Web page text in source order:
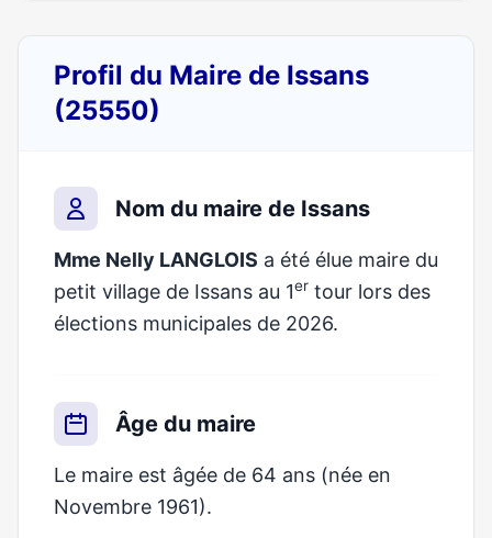
Profil du Maire de Issans
(25550)
Nom du maire de Issans
Mme Nelly LANGLOIS a été élue maire du
petit village de Issans au 1er tour lors des
élections municipales de 2026.
Âge du maire
Le maire est âgée de 64 ans (née en
Novembre 1961).